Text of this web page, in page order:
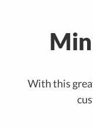
With this